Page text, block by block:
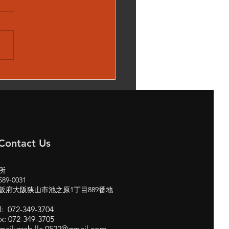
サンルーフ 閉まらな
Us
0031
府大阪狭山市池之原1丁目889番地
072-349-3704
072-349-3705